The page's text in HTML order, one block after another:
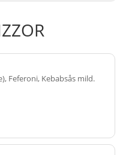
Feferoni, Kebabsås mild.